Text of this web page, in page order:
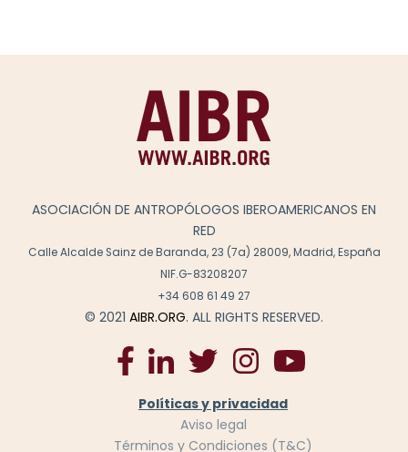
ASOCIACIÓN DE ANTROPÓLOGOS IBEROAMERICANOS EN
RED
Calle Alcalde Sainz de Baranda, 23 (7a) 28009, Madrid, España
NIF.G-83208207
+34 608 61 49 27
© 2021 AIBR.ORG. ALL RIGHTS RESERVED.
Políticas y privacidad
Aviso legal
Términos y Condiciones (T&C)